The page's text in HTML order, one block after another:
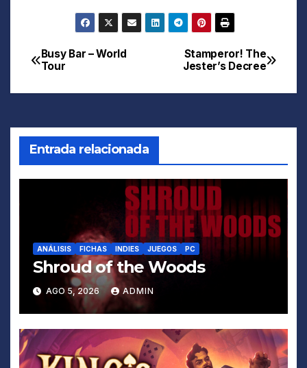
Navegación
de
Stamperor! The
Jester’s Decree
Busy Bar – World
Tour
Entrada relacionada
ANÁLISIS FICHAS INDIES JUEGOS PC
Shroud of the Woods
AGO 5, 2026 ADMIN